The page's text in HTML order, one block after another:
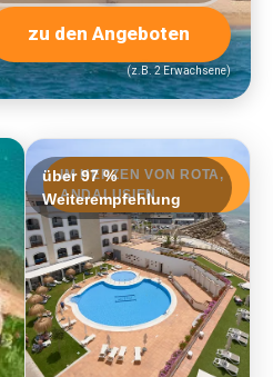
zu den Angeboten
(z.B. 2 Erwachsene)
IM HERZEN VON ROTA,
ANDALUSIEN.
über 97 %
Weiterempfehlung